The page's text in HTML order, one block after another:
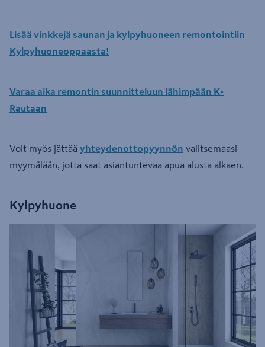
Lisää vinkkejä saunan ja kylpyhuoneen remontointiin
Kylpyhuoneoppaasta!
Varaa aika remontin suunnitteluun lähimpään K-
Rautaan
Voit myös jättää yhteydenottopyynnön valitsemaasi
myymälään, jotta saat asiantuntevaa apua alusta alkaen.
Kylpyhuone